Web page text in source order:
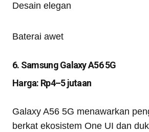
Desain elegan
Baterai awet
6. Samsung Galaxy A56 5G
Harga: Rp4–5 jutaan
Galaxy A56 5G menawarkan
berkat ekosistem One UI dan